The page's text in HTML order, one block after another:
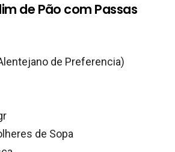
de Pão com Passas
de Preferencia)
de Sopa